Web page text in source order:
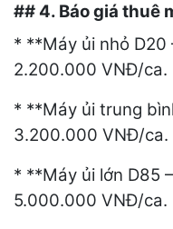
## 4. Báo giá thuê
* **Máy ủi nhỏ D20
2.200.000 VNĐ/ca.
* **Máy ủi trung
3.200.000 VNĐ/ca.
* **Máy ủi lớn D85
5.000.000 VNĐ/ca.